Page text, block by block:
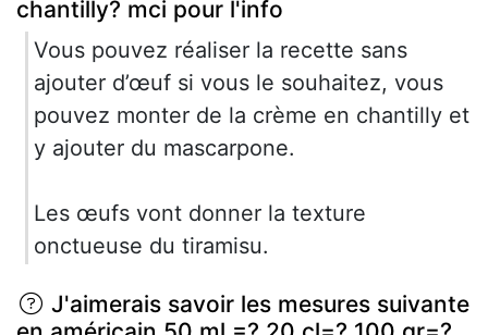
chantilly? mci pour l'info
Vous pouvez réaliser la recette sans
ajouter d’œuf si vous le souhaitez, vous
pouvez monter de la crème en chantilly et
y ajouter du mascarpone.
Les œufs vont donner la texture
onctueuse du tiramisu.
J'aimerais savoir les mesures suivante